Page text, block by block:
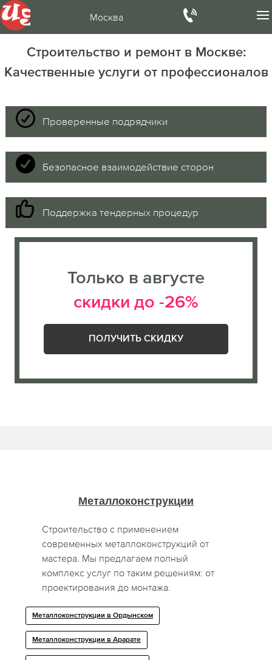
Москва
Строительство и ремонт в Москве:
Качественные услуги от профессионалов
Проверенные подрядчики
Безопасное взаимодействие сторон
Поддержка тендерных процедур
Только в августе
скидки до -26%
ПОЛУЧИТЬ СКИДКУ
Металлоконструкции
Строительство с применением
современных металлоконструкций от
мастера. Мы предлагаем полный
комплекс услуг по таким решениям: от
проектирования до монтажа.
Металлоконструкции в Ордынском
Металлоконструкции в Арарате